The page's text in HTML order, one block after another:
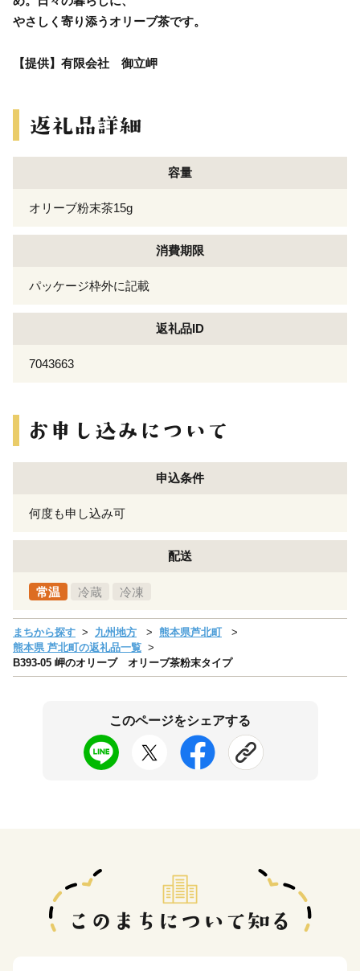
やさしく寄り添うオリーブ茶です。
【提供】有限会社 御立岬
容量
オリーブ粉末茶15g
消費期限
パッケージ枠外に記載
返礼品ID
7043663
申込条件
何度も申し込み可
配送
常温 冷蔵 冷凍
まちから探す 九州地方
熊本県芦北町
熊本県 芦北町の返礼品一覧
B393-05 岬のオリーブ オリーブ茶粉末タイプ
このページをシェアする